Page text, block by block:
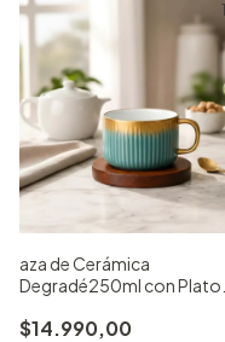
1
aza de Cerámica
Degradé250ml con Plato
con Dorado
$14.990,00